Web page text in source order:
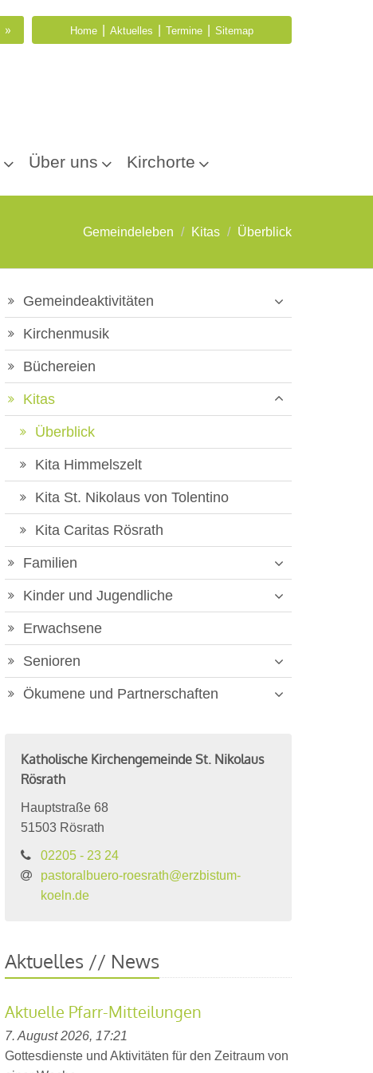
Home Aktuelles Termine Sitemap
»
Über uns Kirchorte
Gemeindeleben Kitas Überblick
Gemeindeaktivitäten
Kirchenmusik
Büchereien
Kitas
Überblick
Kita Himmelszelt
Kita St. Nikolaus von Tolentino
Kita Caritas Rösrath
Familien
Kinder und Jugendliche
Erwachsene
Senioren
Ökumene und Partnerschaften
Katholische Kirchengemeinde St. Nikolaus
Rösrath
Hauptstraße 68
51503 Rösrath
02205 - 23 24
pastoralbuero-roesrath@erzbistum-
koeln.de
Aktuelles // News
Aktuelle Pfarr-Mitteilungen
7. August 2026, 17:21
Gottesdienste und Aktivitäten für den Zeitraum von